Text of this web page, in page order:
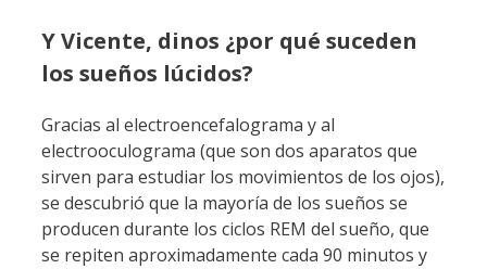
Y Vicente, dinos ¿por qué suceden
los sueños lúcidos?
Gracias al electroencefalograma y al
electrooculograma (que son dos aparatos que
sirven para estudiar los movimientos de los ojos),
se descubrió que la mayoría de los sueños se
producen durante los ciclos REM del sueño, que
se repiten aproximadamente cada 90 minutos y